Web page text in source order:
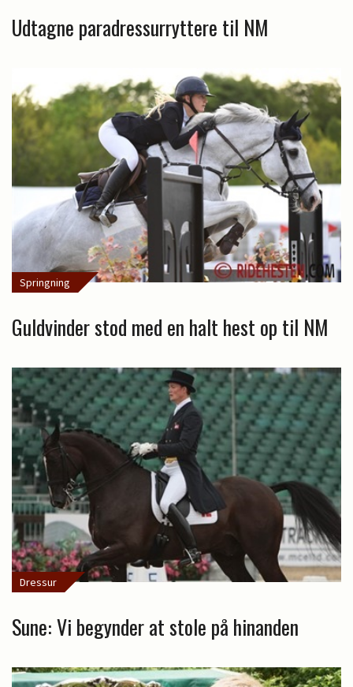
Udtagne paradressurryttere til NM
Springning
Guldvinder stod med en halt hest op til NM
Dressur
Sune: Vi begynder at stole på hinanden